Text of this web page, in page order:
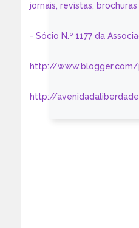
jornais, revistas,
- Sócio N.º 1177 da
http://www.blogger.com/
http://